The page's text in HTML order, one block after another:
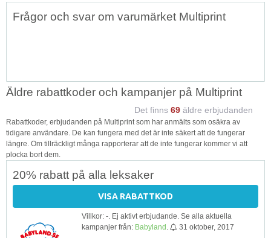
Topp
Frågor och svar om varumärket Multiprint
Äldre rabattkoder och kampanjer på Multiprint
Det finns 69 äldre erbjudanden
Rabattkoder, erbjudanden på Multiprint som har anmälts som osäkra av
tidigare användare. De kan fungera med det är inte säkert att de fungerar
längre. Om tillräckligt många rapporterar att de inte fungerar kommer vi att
plocka bort dem.
20% rabatt på alla leksaker
VISA RABATTKOD
Villkor: -. Ej aktivt erbjudande. Se alla aktuella
kampanjer från: Babyland 31 oktober, 2017